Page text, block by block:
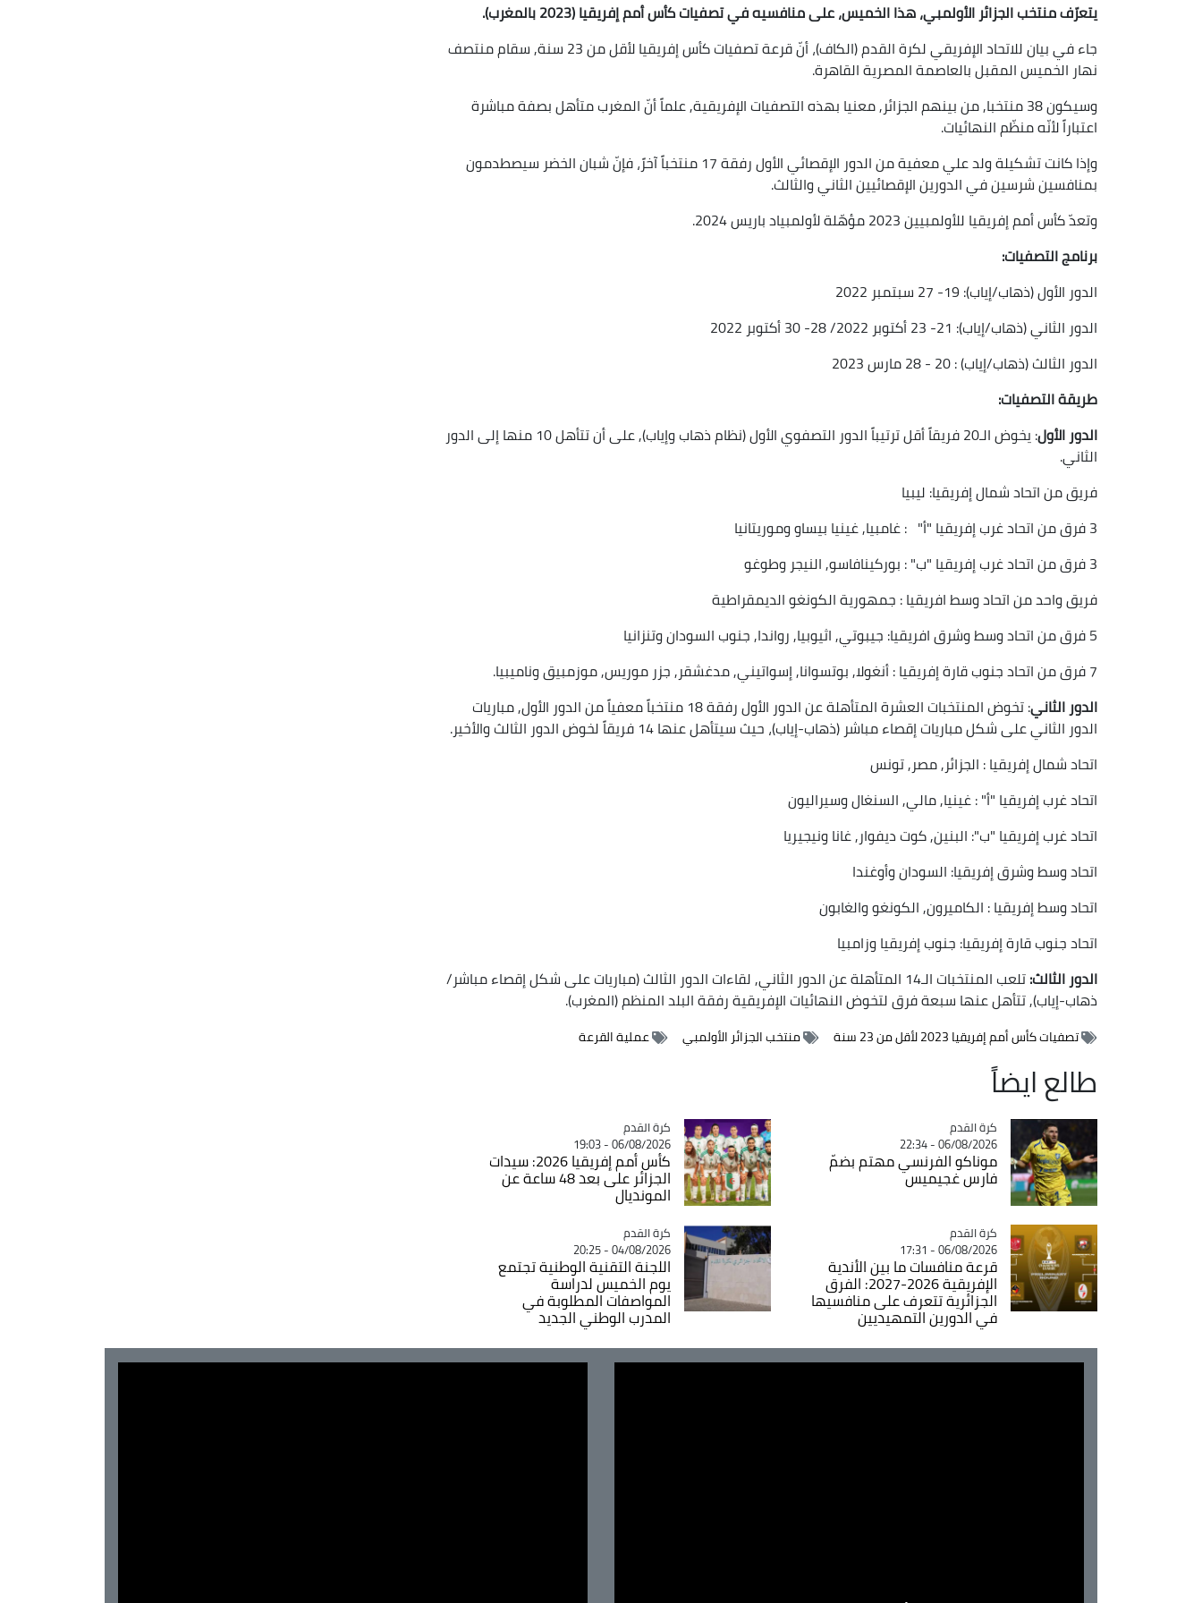
يتعرّف منتخب الجزائر الأولمبي، هذا الخميس، على منافسيه في تصفيات كأس أمم إفريقيا (2023 بالمغرب).
جاء في بيان للاتحاد الإفريقي لكرة القدم (الكاف)، أنّ قرعة تصفيات كأس إفريقيا لأقل من 23 سنة, سقام منتصف
نهار الخميس المقبل بالعاصمة المصرية القاهرة.
وسيكون 38 منتخبا, من بينهم الجزائر, معنيا بهذه التصفيات الإفريقية, علماً أنّ المغرب متأهل بصفة مباشرة
اعتباراً لأنّه منظّم النهائيات.
وإذا كانت تشكيلة ولد علي معفية من الدور الإقصائي الأول رفقة 17 منتخباً آخرً، فإنّ شبان الخضر سيصطدمون
بمنافسين شرسين في الدورين الإقصائيين الثاني والثالث.
وتعدّ كأس أمم إفريقيا للأولمبيين 2023 مؤهّلة لأولمبياد باريس 2024.
برنامج التصفيات:
الدور الأول (ذهاب/إياب): 19- 27 سبتمبر 2022
الدور الثاني (ذهاب/إياب): 21- 23 أكتوبر 2022/ 28- 30 أكتوبر 2022
الدور الثالث (ذهاب/إياب) : 20 - 28 مارس 2023
طريقة التصفيات:
الدور الأول
: يخوض الـ20 فريقاً أقل ترتيباً الدور التصفوي الأول (نظام ذهاب وإياب), على أن تتأهل 10 منها إلى الدور
الثاني.
فريق من اتحاد شمال إفريقيا: ليبيا
3 فرق من اتحاد غرب إفريقيا "أ" : غامبيا, غينيا بيساو وموريتانيا
3 فرق من اتحاد غرب إفريقيا "ب" : بوركينافاسو, النيجر وطوغو
فريق واحد من اتحاد وسط افريقيا : جمهورية الكونغو الديمقراطية
5 فرق من اتحاد وسط وشرق افريقيا: جيبوتي, اثيوبيا, رواندا, جنوب السودان وتنزانيا
7 فرق من اتحاد جنوب قارة إفريقيا : أنغولا, بوتسوانا, إسواتيني, مدغشقر, جزر موريس, موزمبيق وناميبيا.
الدور الثاني
: تخوض المنتخبات العشرة المتأهلة عن الدور الأول رفقة 18 منتخباً معفياً من الدور الأول, مباريات
الدور الثاني على شكل مباريات إقصاء مباشر (ذهاب-إياب)، حيث سيتأهل عنها 14 فريقاً لخوض الدور الثالث والأخير.
اتحاد شمال إفريقيا : الجزائر, مصر, تونس
اتحاد غرب إفريقيا "أ" : غينيا, مالي, السنغال وسيراليون
اتحاد غرب إفريقيا "ب": البنين, كوت ديفوار, غانا ونيجيريا
اتحاد وسط وشرق إفريقيا: السودان وأوغندا
اتحاد وسط إفريقيا : الكاميرون, الكونغو والغابون
اتحاد جنوب قارة إفريقيا: جنوب إفريقيا وزامبيا
الدور الثالث:
تلعب المنتخبات الـ14 المتأهلة عن الدور الثاني, لقاءات الدور الثالث (مباريات على شكل إقصاء مباشر/
ذهاب-إياب), تتأهل عنها سبعة فرق لتخوض النهائيات الإفريقية رفقة البلد المنظم (المغرب).
تصفيات كأس أمم إفريقيا 2023 لأقل من 23 سنة منتخب الجزائر الأولمبي عملية القرعة
طالع ايضاً
Catégorie
كرة القدم
06/08/2026 - 22:34
موناكو الفرنسي مهتم بضمّ
فارس غجيميس
Catégorie
كرة القدم
06/08/2026 - 19:03
كأس أمم إفريقيا 2026: سيدات
الجزائر على بعد 48 ساعة عن
المونديال
Catégorie
كرة القدم
06/08/2026 - 17:31
قرعة منافسات ما بين الأندية
الإفريقية 2026-2027: الفرق
الجزائرية تتعرف على منافسيها
في الدورين التمهيديين
Catégorie
كرة القدم
04/08/2026 - 20:25
اللجنة التقنية الوطنية تجتمع
يوم الخميس لدراسة
المواصفات المطلوبة في
المدرب الوطني الجديد